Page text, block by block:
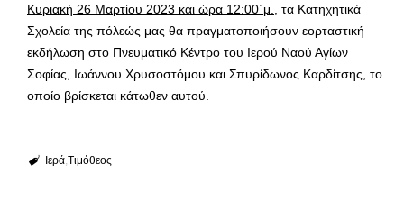
Κυριακή 26 Μαρτίου 2023 και ώρα 12:00΄μ., τα Κατηχητικά
Σχολεία της πόλεώς μας θα πραγματοποιήσουν εορταστική
εκδήλωση στο Πνευματικό Κέντρο του Ιερού Ναού Αγίων
Σοφίας, Ιωάννου Χρυσοστόμου και Σπυρίδωνος Καρδίτσης, το
οποίο βρίσκεται κάτωθεν αυτού.
Ιερά Τιμόθεος